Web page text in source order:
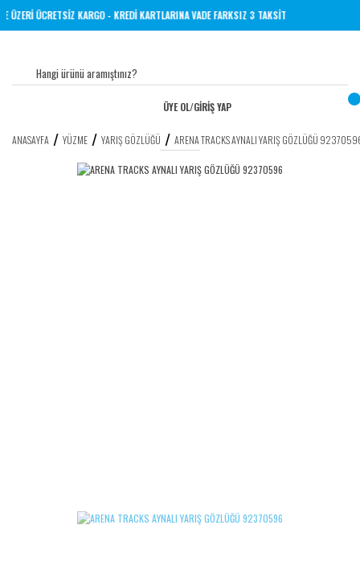
VE ÜZERİ ÜCRETSİZ KARGO - KREDİ KARTLARINA VADE FARKSIZ 3 TAKSİT
ÜYE OL/GİRİŞ YAP
ANASAYFA YÜZME YARIŞ GÖZLÜĞÜ ARENA TRACKS AYNALI YARIŞ GÖZLÜĞÜ